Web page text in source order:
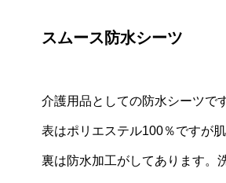
スムース防水シーツ
介護用品としての防水シーツです
表はポリエステル100％ですが肌
裏は防水加工がしてあります。